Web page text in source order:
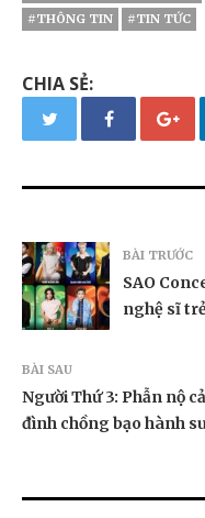
#THÔNG TIN
#TIN TỨC
CHIA SẺ:
BÀI TRƯỚC
SAO
nghệ sĩ
BÀI SAU
Người Thứ 3: Phẫn nộ
đình chồng bạo hành